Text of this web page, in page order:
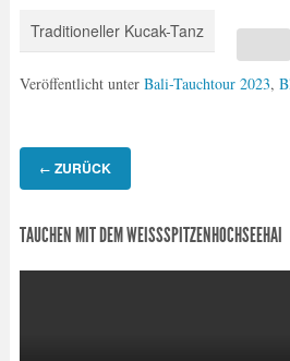
Traditioneller Kucak-Tanz
Veröffentlicht unter Bali-Tauchtour 2023,
← ZURÜCK
TAUCHEN MIT DEM WEISSSPITZENHOCHSEEHAI